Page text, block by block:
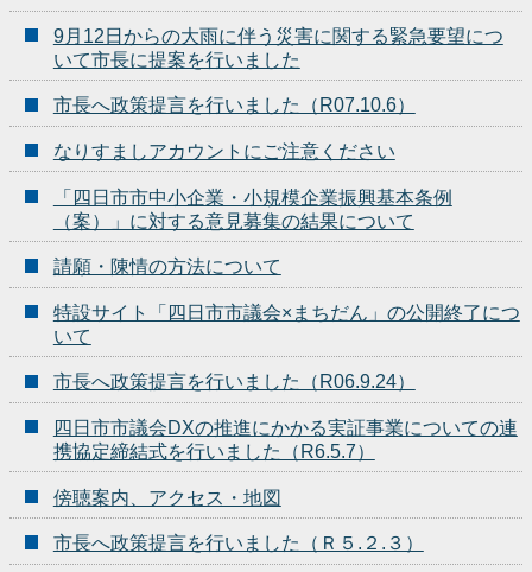
9月12日からの大雨に伴う災害に関する緊急要望につ
いて市長に提案を行いました
市長へ政策提言を行いました（R07.10.6）
なりすましアカウントにご注意ください
「四日市市中小企業・小規模企業振興基本条例
（案）」に対する意見募集の結果について
請願・陳情の方法について
特設サイト「四日市市議会×まちだん」の公開終了につ
いて
市長へ政策提言を行いました（R06.9.24）
四日市市議会DXの推進にかかる実証事業についての連
携協定締結式を行いました（R6.5.7）
傍聴案内、アクセス・地図
市長へ政策提言を行いました（Ｒ５.２.３）